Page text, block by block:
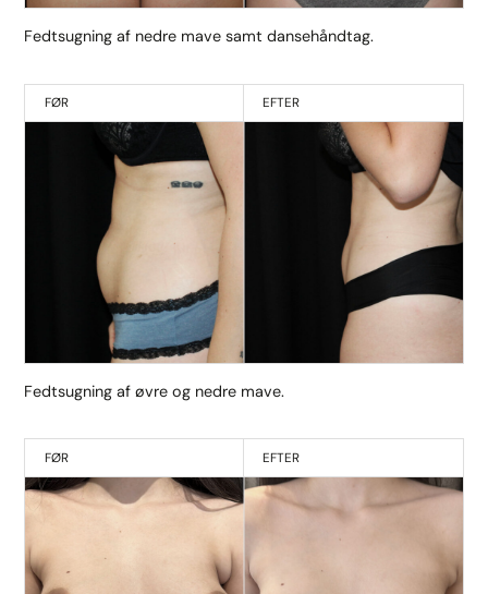
Fedtsugning af nedre mave samt dansehåndtag.
FØR EFTER
Fedtsugning af øvre og nedre mave.
FØR EFTER